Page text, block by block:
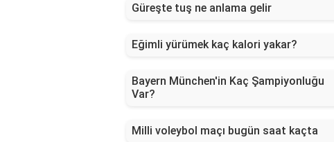
Güreşte tuş ne anlama gelir
Eğimli yürümek kaç kalori yakar?
Bayern München'in Kaç Şampiyonluğu
Var?
Milli voleybol maçı bugün saat kaçta